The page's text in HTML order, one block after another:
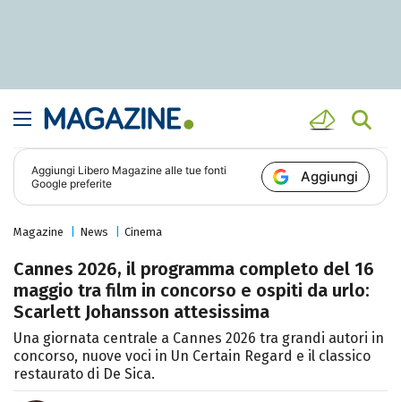
Aggiungi Libero Magazine alle tue fonti
Google preferite
Aggiungi
Magazine News Cinema
Cannes 2026, il programma completo del 16
maggio tra film in concorso e ospiti da urlo:
Scarlett Johansson attesissima
Una giornata centrale a Cannes 2026 tra grandi autori in
concorso, nuove voci in Un Certain Regard e il classico
restaurato di De Sica.